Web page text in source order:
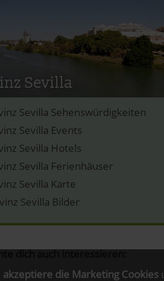
Sevilla
Sevilla Sehenswürdigkeiten
Sevilla Events
Sevilla Hotels
Sevilla Ferienhäuser
Sevilla Karte
Sevilla Bilder
dich auch interessieren:
akzeptiere die Marketing Cookies